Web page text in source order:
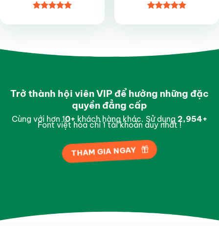
hạng4.85
hạng55
Trở thành hội viên VIP để hưởng những đặc
quyền đẳng cấp
Cùng với hơn 10+ khách hàng khác. Sử dụng 2,997+
Font việt hóa chỉ 1 tài khoản duy nhất !
THAM GIA NGAY